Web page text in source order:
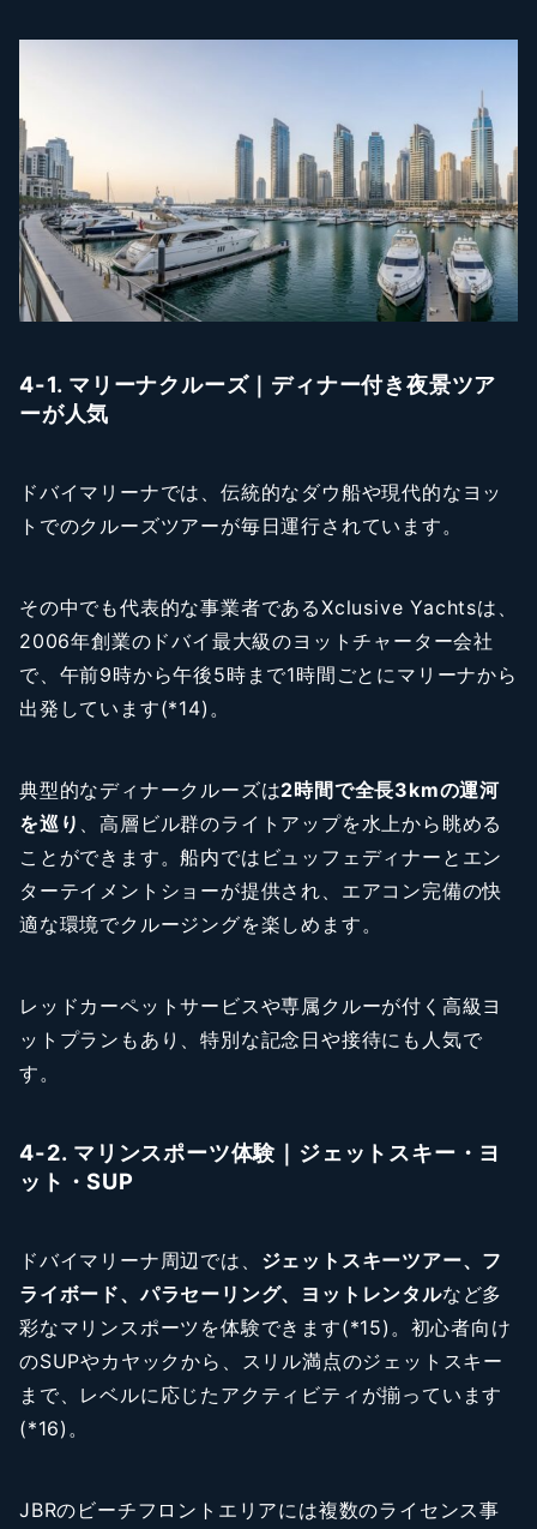
4-1. マリーナクルーズ｜ディナー付き夜景ツア
ーが人気
ドバイマリーナでは、伝統的なダウ船や現代的なヨッ
トでのクルーズツアーが毎日運行されています。
その中でも代表的な事業者であるXclusive Yachtsは、
2006年創業のドバイ最大級のヨットチャーター会社
で、午前9時から午後5時まで1時間ごとにマリーナから
出発しています(*14)。
典型的なディナークルーズは2時間で全長3kmの運河
を巡り
、高層ビル群のライトアップを水上から眺める
ことができます。船内ではビュッフェディナーとエン
ターテイメントショーが提供され、エアコン完備の快
適な環境でクルージングを楽しめます。
レッドカーペットサービスや専属クルーが付く高級ヨ
ットプランもあり、特別な記念日や接待にも人気で
す。
4-2. マリンスポーツ体験｜ジェットスキー・ヨ
ット・SUP
ドバイマリーナ周辺では、 ジェットスキーツアー、フ
ライボード、パラセーリング、ヨットレンタルなど多
彩なマリンスポーツを体験できます(*15)。初心者向け
のSUPやカヤックから、スリル満点のジェットスキー
まで、レベルに応じたアクティビティが揃っています
(*16)。
JBRのビーチフロントエリアには複数のライセンス事